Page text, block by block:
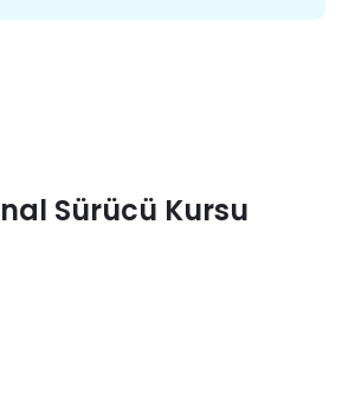
Sürücü Kursu